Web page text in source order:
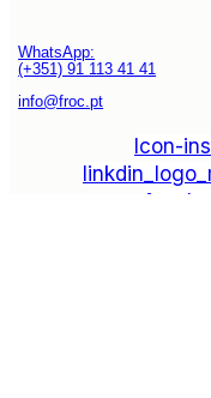
WhatsApp:
(+351) 91 113 41 41
info@froc.pt
Icon-